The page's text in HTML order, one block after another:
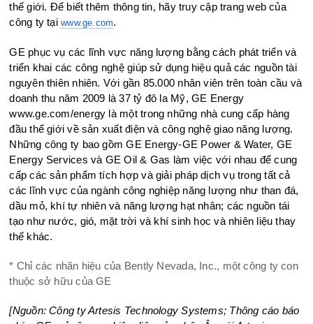
thế giới. Để biết thêm thông tin, hãy truy cập trang web của
công ty tạiwww.ge.com.
GE phục vụ các lĩnh vực năng lượng bằng cách phát triển và
triển khai các công nghệ giúp sử dụng hiệu quả các nguồn tài
nguyên thiên nhiên. Với gần 85.000 nhân viên trên toàn cầu và
doanh thu năm 2009 là 37 tỷ đô la Mỹ, GE Energy
www.ge.com/energy là một trong những nhà cung cấp hàng
đầu thế giới về sản xuất điện và công nghệ giao năng lượng.
Những công ty bao gồm GE Energy-GE Power & Water, GE
Energy Services và GE Oil & Gas làm việc với nhau để cung
cấp các sản phẩm tích hợp và giải pháp dịch vụ trong tất cả
các lĩnh vực của ngành công nghiệp năng lượng như than đá,
dầu mỏ, khí tự nhiên và năng lượng hạt nhân; các nguồn tái
tạo như nước, gió, mặt trời và khí sinh học và nhiên liệu thay
thế khác.
* Chỉ các nhãn hiệu của Bently Nevada, Inc., một công ty con
thuộc sở hữu của GE
[Nguồn: Công ty Artesis Technology Systems; Thông cáo báo